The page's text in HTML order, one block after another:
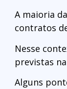
A maioria
contratos
Nesse
previstas
Alguns